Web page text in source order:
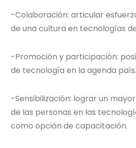
-Colaboración: articular
de una cultura en tecnologías
-Promoción y participación:
de tecnología en la agenda país.
-Sensibilización: lograr un
de las personas en las
como opción de capacitación.